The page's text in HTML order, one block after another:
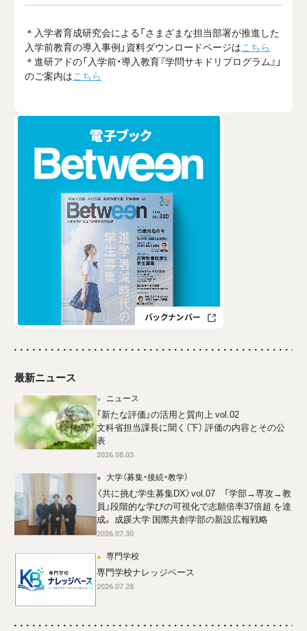
＊入学者育成研究会による「さまざまな担当部署が推進した
入学前教育の導入事例」資料ダウンロードページはこちら
＊進研アドの「入学前・導入教育『学問サキドリプログラム』」
のご案内はこちら
最新ニュース
ニュース
「新たな評価」の活用と質向上 vol.02
文科省担当課長に聞く（下） 評価の内容とその公
表
2026.08.03
大学（募集・接続・教学）
〈共に挑む学生募集DX〉vol.07 「学部→専攻→教
員」段階的な学びの可視化で志願倍率37倍超 を達
成。 成蹊大学 国際共創学部の新設広報戦略
2026.07.30
専門学校
専門学校ナレッジベース
2026.07.28